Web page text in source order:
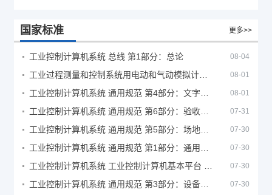
国家标准 更多>>
工业控制计算机系统 总线 第1部分：总论 08-04
08-01
08-01
07-31
07-30
07-30
07-30
07-30